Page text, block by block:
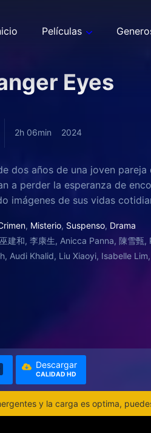
Películas
Eyes
2h 06min 2024
dos años de una joven
a perder la esperanza de
imágenes de sus vidas
, Misterio, Suspenso, Drama
巫建和, 李康生, Anicca Panna, 陳雪甄
Audi Khalid, Liu Xiaoyi, Isabelle
Descargar
CALIDAD HD
y la carga es optima,